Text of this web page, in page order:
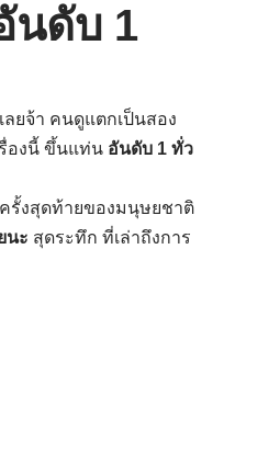
นดับ 1
ลยจ้า คนดูแตกเป็นสอง
องนี้ ขึ้นแท่น อันดับ 1 ทั่ว
ครั้งสุดท้ายของมนุษยชาติ
นะ สุดระทึก ที่เล่าถึงการ